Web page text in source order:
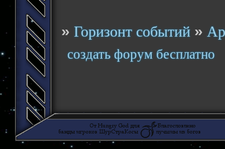
»Горизонт событий »
создать форум бесплатно